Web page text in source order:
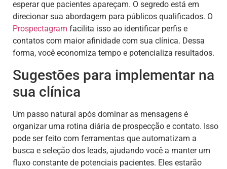
esperar que pacientes apareçam. O segredo está em
direcionar sua abordagem para públicos qualificados. O
Prospectagram facilita isso ao identificar perfis e
contatos com maior afinidade com sua clínica. Dessa
forma, você economiza tempo e potencializa resultados.
Sugestões para implementar na
sua clínica
Um passo natural após dominar as mensagens é
organizar uma rotina diária de prospecção e contato. Isso
pode ser feito com ferramentas que automatizam a
busca e seleção dos leads, ajudando você a manter um
fluxo constante de potenciais pacientes. Eles estarão